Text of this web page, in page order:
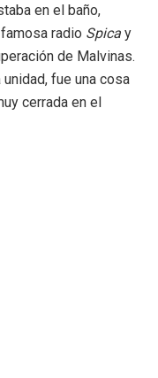
en el baño,
radio Spica y
de Malvinas.
fue una cosa
cerrada en el